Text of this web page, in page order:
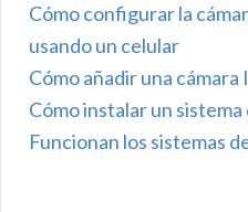
Cómo configurar la
usando un celular
Cómo añadir una cámara
Cómo instalar un
Funcionan los sistemas